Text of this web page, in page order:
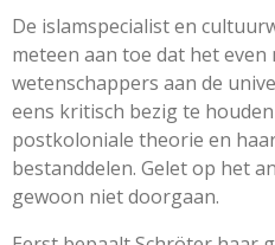
De islamspecialist en
meteen aan toe dat het
wetenschappers aan de
eens kritisch bezig te
postkoloniale theorie en
bestanddelen. Gelet op het
gewoon niet doorgaan.